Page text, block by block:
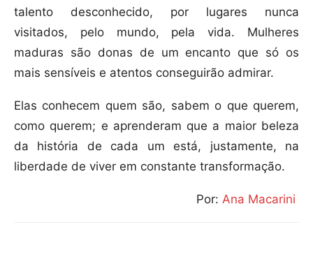
talento desconhecido, por lugares nunca
visitados, pelo mundo, pela vida. Mulheres
maduras são donas de um encanto que só os
mais sensíveis e atentos conseguirão admirar.
Elas conhecem quem são, sabem o que querem,
como querem; e aprenderam que a maior beleza
da história de cada um está, justamente, na
liberdade de viver em constante transformação.
Por: Ana Macarini